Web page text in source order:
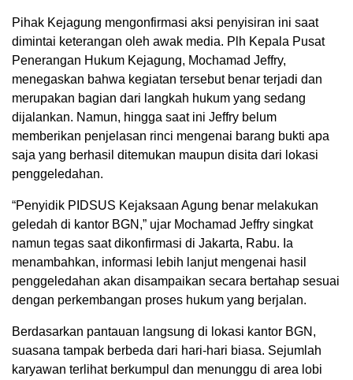
Pihak Kejagung mengonfirmasi aksi penyisiran ini saat
dimintai keterangan oleh awak media. Plh Kepala Pusat
Penerangan Hukum Kejagung, Mochamad Jeffry,
menegaskan bahwa kegiatan tersebut benar terjadi dan
merupakan bagian dari langkah hukum yang sedang
dijalankan. Namun, hingga saat ini Jeffry belum
memberikan penjelasan rinci mengenai barang bukti apa
saja yang berhasil ditemukan maupun disita dari lokasi
penggeledahan.
“Penyidik PIDSUS Kejaksaan Agung benar melakukan
geledah di kantor BGN,” ujar Mochamad Jeffry singkat
namun tegas saat dikonfirmasi di Jakarta, Rabu. Ia
menambahkan, informasi lebih lanjut mengenai hasil
penggeledahan akan disampaikan secara bertahap sesuai
dengan perkembangan proses hukum yang berjalan.
Berdasarkan pantauan langsung di lokasi kantor BGN,
suasana tampak berbeda dari hari-hari biasa. Sejumlah
karyawan terlihat berkumpul dan menunggu di area lobi